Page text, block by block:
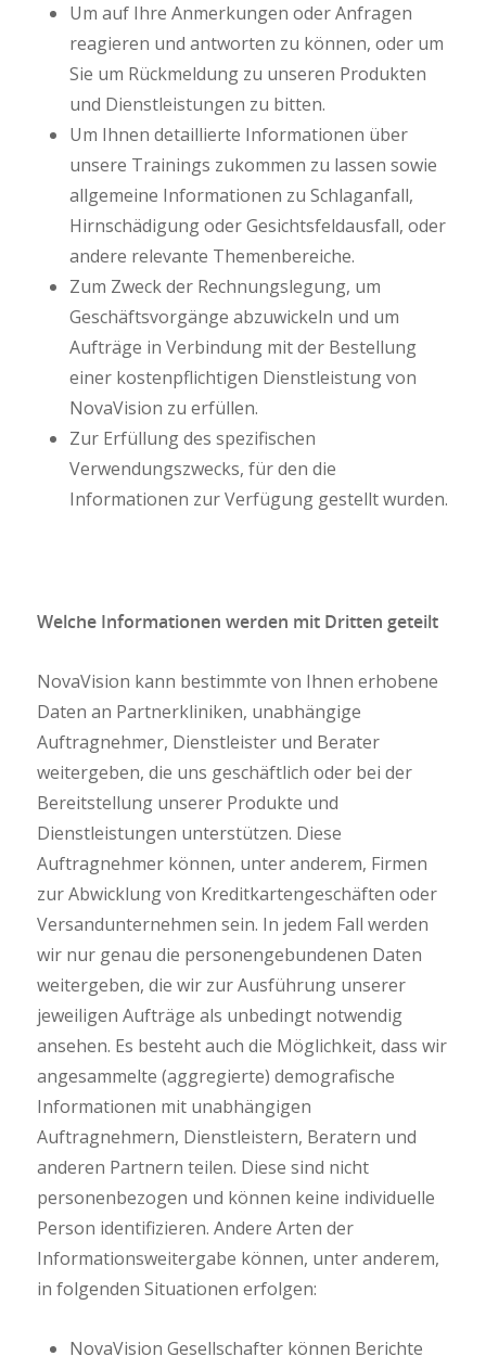
Um auf Ihre Anmerkungen oder Anfragen
reagieren und antworten zu können, oder um
Sie um Rückmeldung zu unseren Produkten
und Dienstleistungen zu bitten.
Um Ihnen detaillierte Informationen über
unsere Trainings zukommen zu lassen sowie
allgemeine Informationen zu Schlaganfall,
Hirnschädigung oder Gesichtsfeldausfall, oder
andere relevante Themenbereiche.
Zum Zweck der Rechnungslegung, um
Geschäftsvorgänge abzuwickeln und um
Aufträge in Verbindung mit der Bestellung
einer kostenpflichtigen Dienstleistung von
NovaVision zu erfüllen.
Zur Erfüllung des spezifischen
Verwendungszwecks, für den die
Informationen zur Verfügung gestellt wurden.
Welche Informationen werden mit Dritten geteilt
NovaVision kann bestimmte von Ihnen erhobene
Daten an Partnerkliniken, unabhängige
Auftragnehmer, Dienstleister und Berater
weitergeben, die uns geschäftlich oder bei der
Bereitstellung unserer Produkte und
Dienstleistungen unterstützen. Diese
Auftragnehmer können, unter anderem, Firmen
zur Abwicklung von Kreditkartengeschäften oder
Versandunternehmen sein. In jedem Fall werden
wir nur genau die personengebundenen Daten
weitergeben, die wir zur Ausführung unserer
jeweiligen Aufträge als unbedingt notwendig
ansehen. Es besteht auch die Möglichkeit, dass wir
angesammelte (aggregierte) demografische
Informationen mit unabhängigen
Auftragnehmern, Dienstleistern, Beratern und
anderen Partnern teilen. Diese sind nicht
personenbezogen und können keine individuelle
Person identifizieren. Andere Arten der
Informationsweitergabe können, unter anderem,
in folgenden Situationen erfolgen:
NovaVision Gesellschafter können Berichte